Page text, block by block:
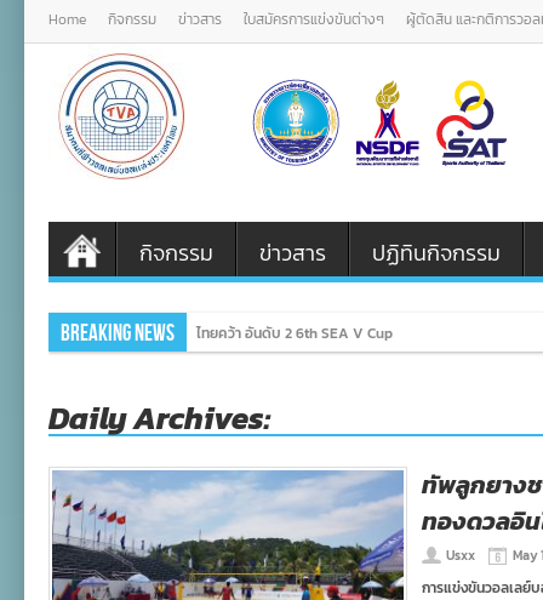
Home กิจกรรม ข่าวสาร ใบสมัครการแข่งขันต่างๆ ผู้ตัดสิน และกติการวอ
กิจกรรม ข่าวสาร ปฏิทินกิจกรรม
Breaking News ไทยคว้า อันดับ 2 6th SEA V Cup
Daily Archives:
ทัพลูกยาง
ทองดวลอิ
Usxx May
การแข่งขันวอลเลย์